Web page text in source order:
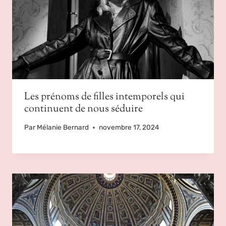
Les prénoms de filles intemporels qui
continuent de nous séduire
Par Mélanie Bernard novembre 17, 2024